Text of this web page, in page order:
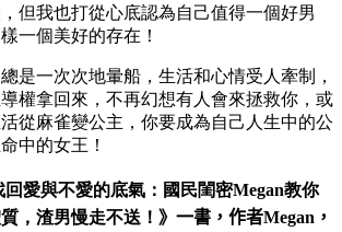
但我也打從心底認為自己值得一個好男
一個美好的存在！
是一次次地暈船，生活和心情受人牽制，
權拿回來，不再幻想有人會來拯救你，或
從麻雀變公主，你要成為自己人生中的公
中的女王！
回愛與不愛的底氣：國民閨密Megan教你
，渣男慢走不送！ 》一書， 作者Megan，